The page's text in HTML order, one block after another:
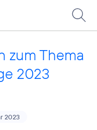
zum Thema
2023
2023